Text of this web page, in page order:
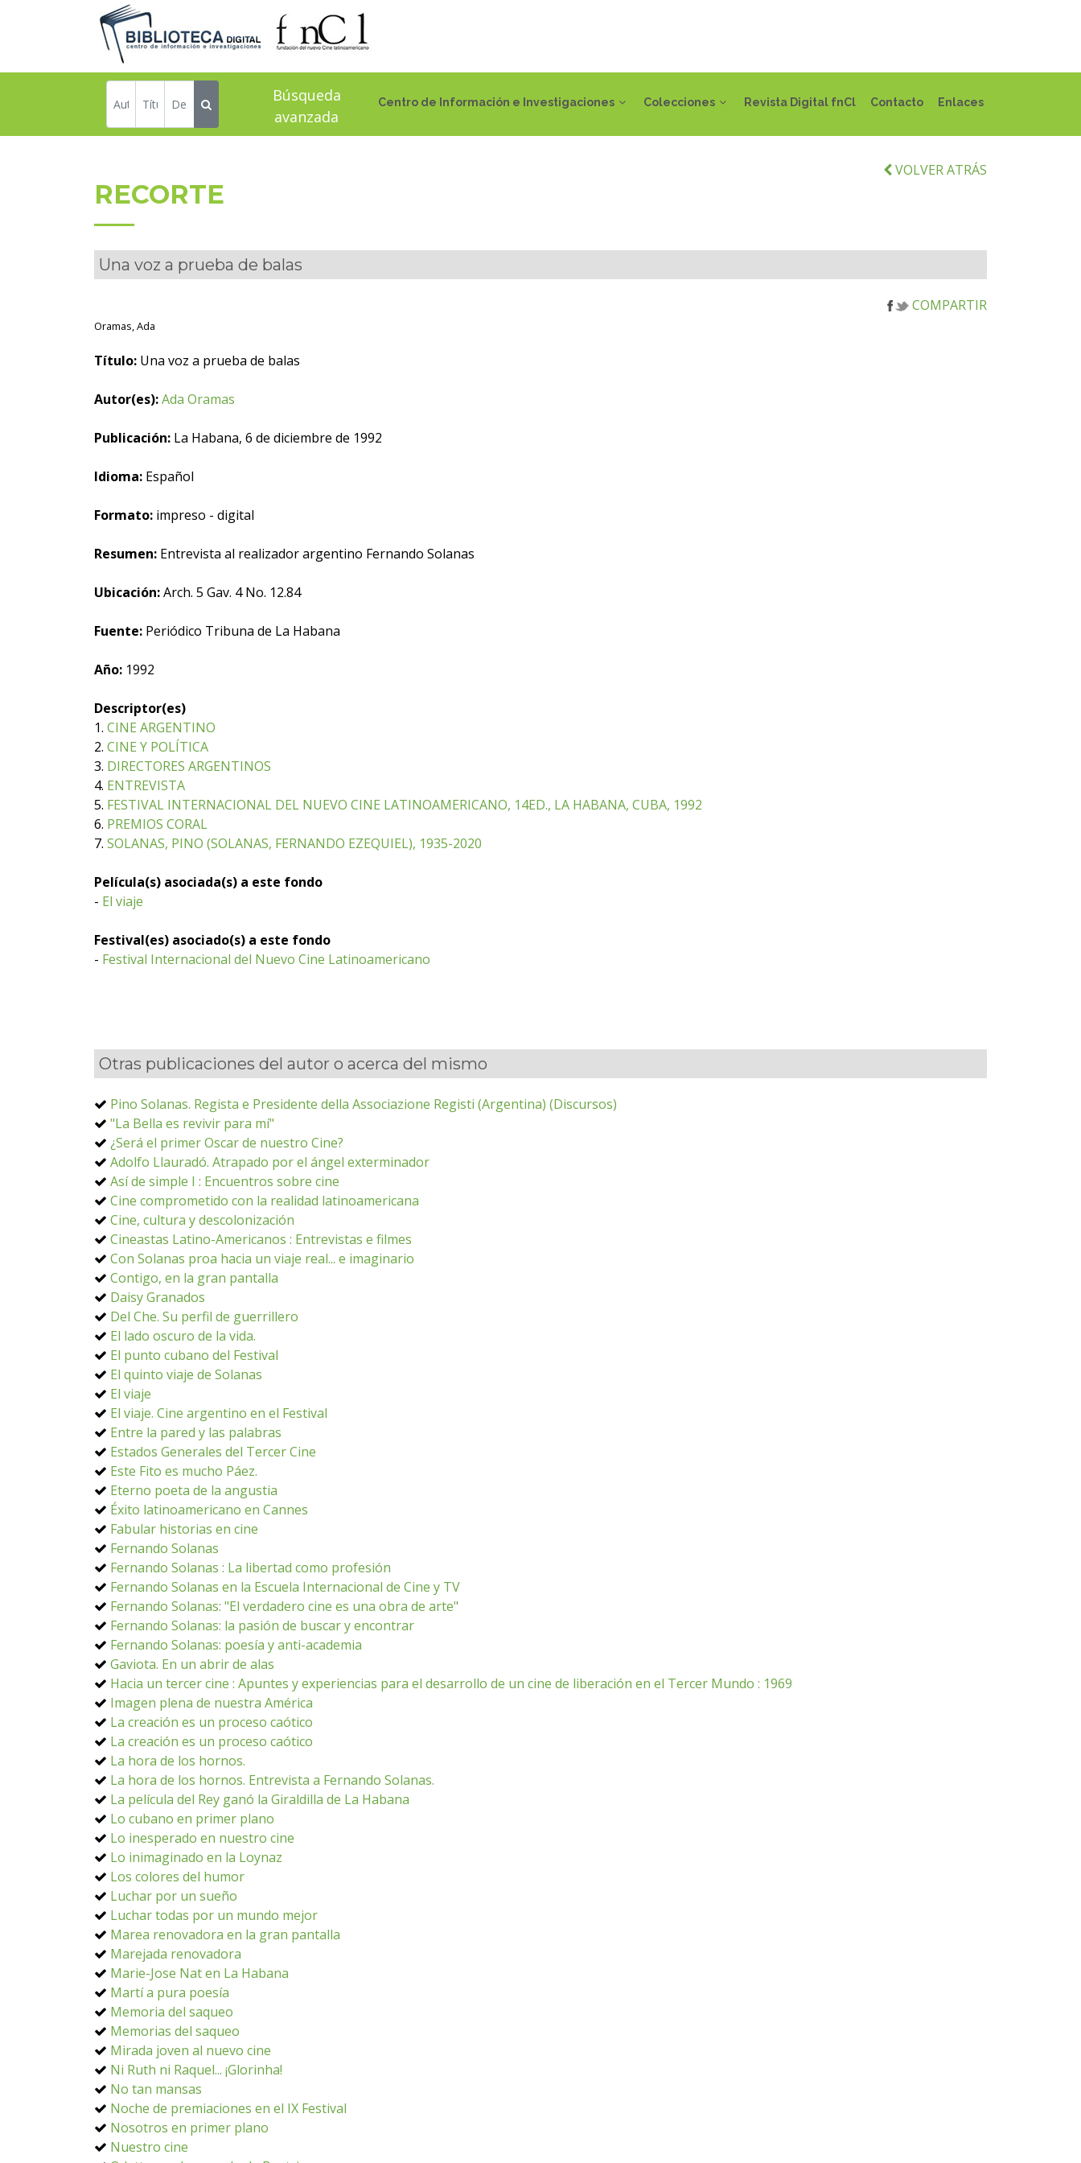
Centro de Información e Investigaciones Colecciones Revista Digital fnCl Contacto Enlaces
Búsqueda
avanzada
VOLVER ATRÁS
RECORTE
Una voz a prueba de balas
COMPARTIR
Oramas, Ada
Título: Una voz a prueba de balas
Autor(es):Ada Oramas
Publicación: La Habana, 6 de diciembre de 1992
Idioma: Español
Formato: impreso - digital
Resumen: Entrevista al realizador argentino Fernando Solanas
Ubicación:Arch. 5 Gav. 4 No. 12.84
Fuente: Periódico Tribuna de La Habana
Año: 1992
Descriptor(es)
1. CINE ARGENTINO
2. CINE Y POLÍTICA
3. DIRECTORES ARGENTINOS
4. ENTREVISTA
5. FESTIVAL INTERNACIONAL DEL NUEVO CINE LATINOAMERICANO, 14ED., LA HABANA, CUBA, 1992
6. PREMIOS CORAL
7. SOLANAS, PINO (SOLANAS, FERNANDO EZEQUIEL), 1935-2020
Película(s) asociada(s) a este fondo
- El viaje
Festival(es) asociado(s) a este fondo
- Festival Internacional del Nuevo Cine Latinoamericano
Otras publicaciones del autor o acerca del mismo
Pino Solanas. Regista e Presidente della Associazione Registi (Argentina) (Discursos)
"La Bella es revivir para mí"
¿Será el primer Oscar de nuestro Cine?
Adolfo Llauradó. Atrapado por el ángel exterminador
Así de simple I : Encuentros sobre cine
Cine comprometido con la realidad latinoamericana
Cine, cultura y descolonización
Cineastas Latino-Americanos : Entrevistas e filmes
Con Solanas proa hacia un viaje real... e imaginario
Contigo, en la gran pantalla
Daisy Granados
Del Che. Su perfil de guerrillero
El lado oscuro de la vida.
El punto cubano del Festival
El quinto viaje de Solanas
El viaje
El viaje. Cine argentino en el Festival
Entre la pared y las palabras
Estados Generales del Tercer Cine
Este Fito es mucho Páez.
Eterno poeta de la angustia
Éxito latinoamericano en Cannes
Fabular historias en cine
Fernando Solanas
Fernando Solanas : La libertad como profesión
Fernando Solanas en la Escuela Internacional de Cine y TV
Fernando Solanas: "El verdadero cine es una obra de arte"
Fernando Solanas: la pasión de buscar y encontrar
Fernando Solanas: poesía y anti-academia
Gaviota. En un abrir de alas
Hacia un tercer cine : Apuntes y experiencias para el desarrollo de un cine de liberación en el Tercer Mundo : 1969
Imagen plena de nuestra América
La creación es un proceso caótico
La creación es un proceso caótico
La hora de los hornos.
La hora de los hornos. Entrevista a Fernando Solanas.
La película del Rey ganó la Giraldilla de La Habana
Lo cubano en primer plano
Lo inesperado en nuestro cine
Lo inimaginado en la Loynaz
Los colores del humor
Luchar por un sueño
Luchar todas por un mundo mejor
Marea renovadora en la gran pantalla
Marejada renovadora
Marie-Jose Nat en La Habana
Martí a pura poesía
Memoria del saqueo
Memorias del saqueo
Mirada joven al nuevo cine
Ni Ruth ni Raquel... ¡Glorinha!
No tan mansas
Noche de premiaciones en el IX Festival
Nosotros en primer plano
Nuestro cine